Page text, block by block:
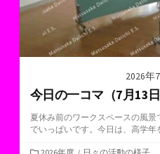
2026年
今日の一コマ（7月13日
夏休み前のワークスペースの風景
でいっぱいです。今日は、高学年
カ